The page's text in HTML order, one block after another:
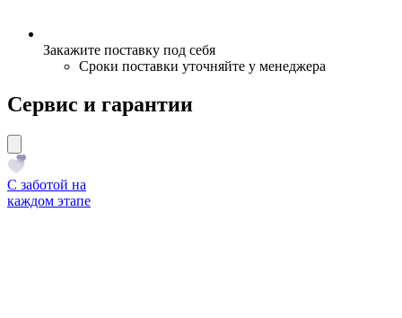
Закажите поставку под себя
Сроки поставки уточняйте у менеджера
Сервис и гарантии
С заботой на
каждом этапе